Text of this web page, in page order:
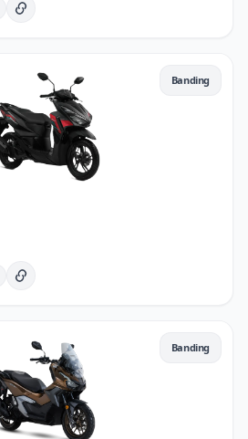
Butiran Penuh
Banding
Butiran Penuh
Banding